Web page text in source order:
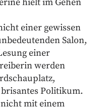
einer gewissen
Salon,
einer
werden
Politikum.
nicht mit einem